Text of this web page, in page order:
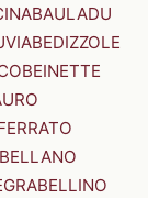
BAULADU
BEDIZZOLE
BEINETTE
BELLANO
BELLINO